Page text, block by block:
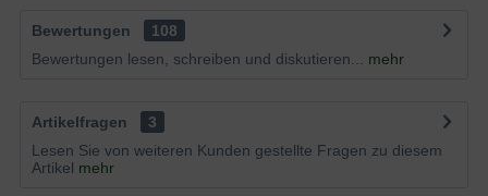
Bewertungen
108
Bewertungen lesen, schreiben und diskutieren...
mehr
Artikelfragen
3
Lesen Sie von weiteren Kunden gestellte Fragen zu diesem
Artikel mehr